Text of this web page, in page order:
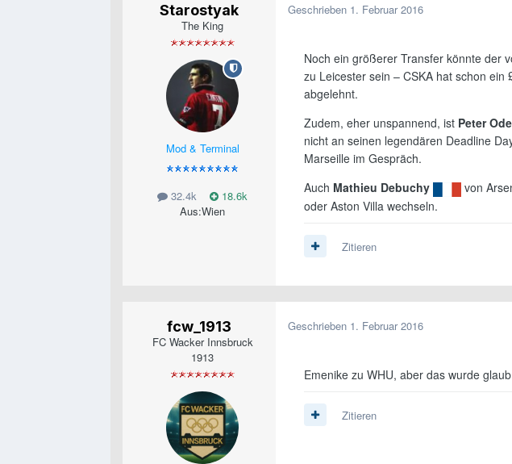
Starostyak
The King
Mod & Terminal
32.4k
18.6k
Aus:Wien
Geschrieben 1. Februar 2016
Noch ein größerer Transfer könnte der
zu Leicester sein – CSKA hat schon ein
abgelehnt.
Zudem, eher unspannend, ist Peter
nicht an seinen legendären Deadline
Marseille im Gespräch.
Auch Mathieu Debuchy
von
oder Aston Villa wechseln.
Zitieren
fcw_1913
FC Wacker Innsbruck
1913
Geschrieben 1. Februar 2016
Emenike zu WHU, aber das wurde
Zitieren